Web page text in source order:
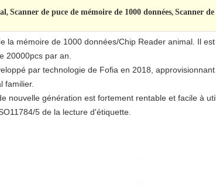
, Scanner de puce de mémoire de 1000 données, Scanner
la mémoire de 1000 données/Chip Reader animal. Il
20000pcs par an.
par technologie de Fofia en 2018,
familier.
nouvelle génération est fortement rentable et facile à
5 de la lecture d'étiquette.